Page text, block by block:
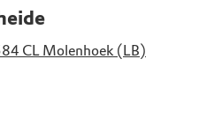
CL Molenhoek (LB)